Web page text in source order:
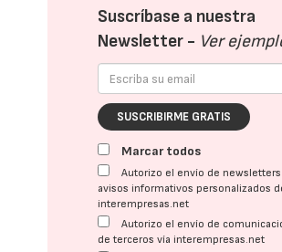
Suscríbase a nuestra
Newsletter - Ver
SUSCRIBIRME GRATIS
Marcar todos
Autorizo el envío de
avisos informativos personalizados
interempresas.net
Autorizo el envío de
de terceros vía interempresas.net